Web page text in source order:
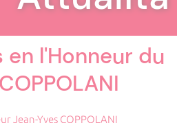
l'Honneur du
Jean-Yves COPPOLANI